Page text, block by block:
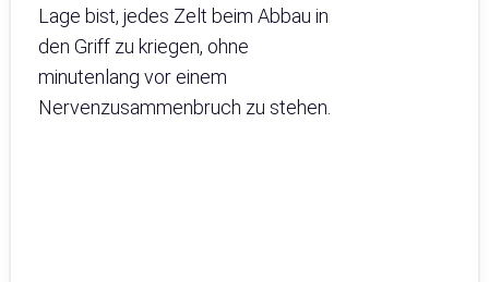
Lage bist, jedes Zelt beim Abbau in
den Griff zu kriegen, ohne
minutenlang vor einem
Nervenzusammenbruch zu stehen.